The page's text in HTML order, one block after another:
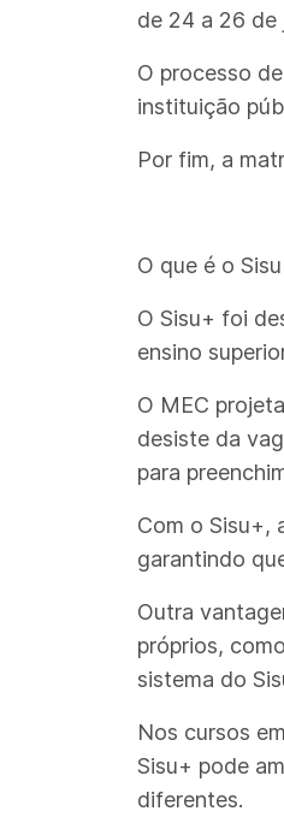
de 24 a 26 de
O processo
instituição
Por fim, a
O que é o
O Sisu+ foi
ensino
O MEC
desiste da
para
Com o Sisu+,
garantindo
Outra
próprios,
sistema do
Nos cursos
Sisu+ pode
diferentes.